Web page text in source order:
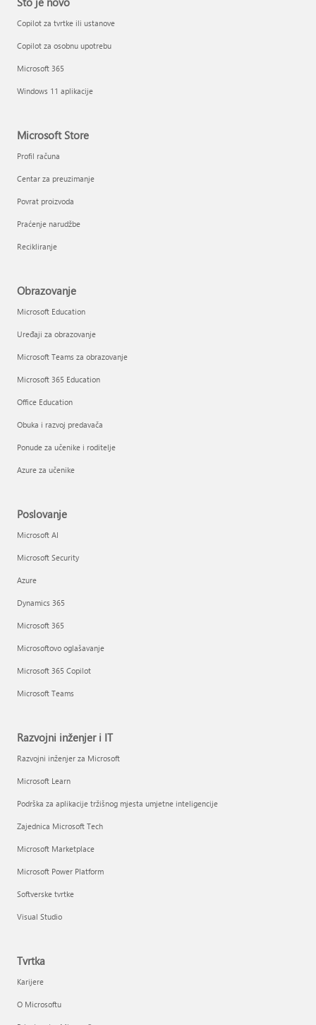
Copilot za tvrtke ili ustanove
Copilot za osobnu upotrebu
Microsoft 365
Windows 11 aplikacije
Microsoft Store
Profil računa
Centar za preuzimanje
Povrat proizvoda
Praćenje narudžbe
Recikliranje
Obrazovanje
Microsoft Education
Uređaji za obrazovanje
Microsoft Teams za obrazovanje
Microsoft 365 Education
Office Education
Obuka i razvoj predavača
Ponude za učenike i roditelje
Azure za učenike
Poslovanje
Microsoft AI
Microsoft Security
Azure
Dynamics 365
Microsoft 365
Microsoftovo oglašavanje
Microsoft 365 Copilot
Microsoft Teams
Razvojni inženjer i IT
Razvojni inženjer za Microsoft
Microsoft Learn
Podrška za aplikacije tržišnog mjesta umjetne inteligencije
Zajednica Microsoft Tech
Microsoft Marketplace
Microsoft Power Platform
Softverske tvrtke
Visual Studio
Tvrtka
Karijere
O Microsoftu